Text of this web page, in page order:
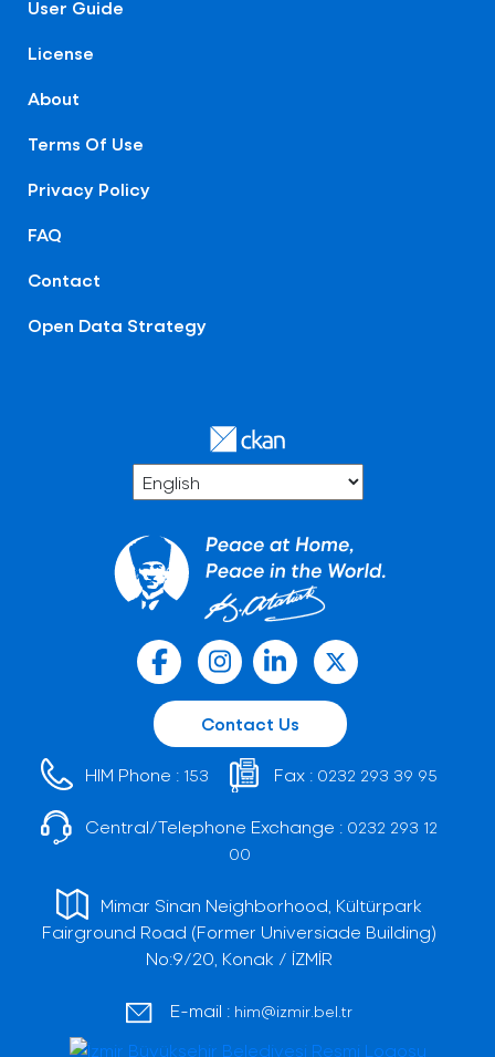
User Guide
License
About
Terms Of Use
Privacy Policy
FAQ
Contact
Open Data Strategy
Contact Us
HIM Phone : 153 Fax : 0232 293 39 95
Central/Telephone Exchange : 0232 293 12
00
Mimar Sinan Neighborhood, Kültürpark
Fairground Road (Former Universiade Building)
No:9/20, Konak / İZMİR
E-mail : him@izmir.bel.tr